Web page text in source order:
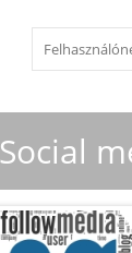
Social